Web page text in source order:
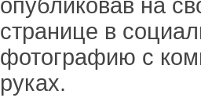
опубликовав на
странице в
фотографию с
руках.